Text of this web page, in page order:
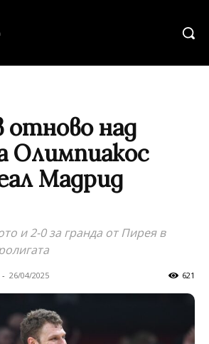
отново над
Олимпиакос
Мадрид
и 2-0 за гранда от Пирея в
- 26/04/2025 621